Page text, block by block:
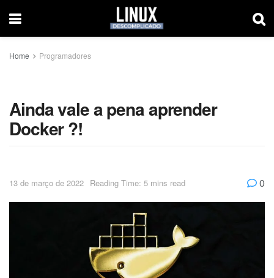
Home Programadores
Ainda vale a pena aprender
Docker ?!
13 de março de 2022 Reading Time: 5 mins read 0